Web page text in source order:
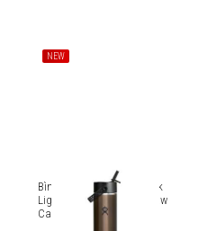
NEW
Bình giữ nhiệt Hydro Flask
Lightweight Wide Flex Straw
Cap 24 OZ (713 ml)